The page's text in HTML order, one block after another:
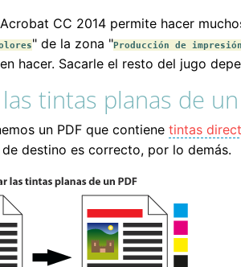
CC 2014 permite hacer
" de la zona "Producción de impresión
hacer. Sacarle el resto del jugo
tintas planas de un
un PDF que contiene tintas
de destino es correcto, por lo demás.